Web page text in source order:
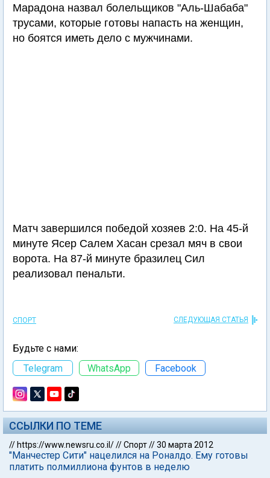
Марадона назвал болельщиков "Аль-Шабаба"
трусами, которые готовы напасть на женщин,
но боятся иметь дело с мужчинами.
Матч завершился победой хозяев 2:0. На 45-й
минуте Ясер Салем Хасан срезал мяч в свои
ворота. На 87-й минуте бразилец Сил
реализовал пенальти.
СПОРТ СЛЕДУЮЩАЯ СТАТЬЯ
Будьте с нами:
Telegram
WhatsApp Facebook
ССЫЛКИ ПО ТЕМЕ
// https://www.newsru.co.il///Спорт//30 марта 2012
"Манчестер Сити" нацелился на Роналдо. Ему готовы
платить полмиллиона фунтов в неделю